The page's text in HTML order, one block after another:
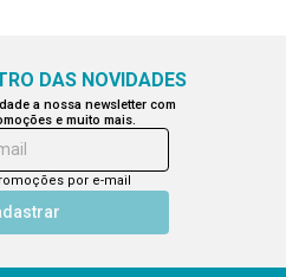
DAS NOVIDADES
a nossa newsletter com
e muito mais.
por e-mail